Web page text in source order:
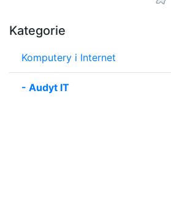
Kategorie
Komputery i Internet
- Audyt IT